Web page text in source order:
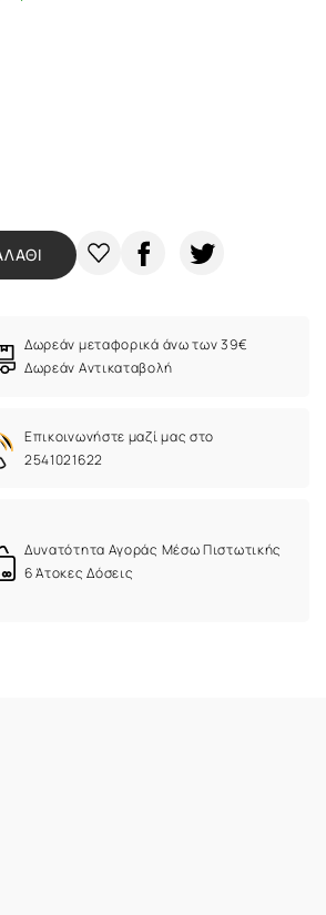
Δωρεάν μεταφορικά άνω των 39€
Δωρεάν Αντικαταβολή
Eπικοινωνήστε μαζί μας στο
2541021622
Δυνατότητα Αγοράς Μέσω Πιστωτικής
6 Άτοκες Δόσεις